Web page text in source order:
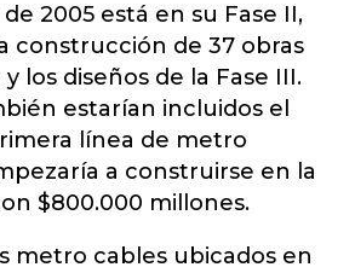
2005 está en su Fase II,
construcción de 37 obras
los diseños de la Fase III.
estarían incluidos el
línea de metro
a construirse en la
$800.000 millones.
metro cables ubicados en